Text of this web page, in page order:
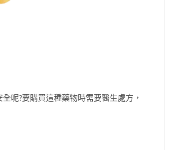
呢?要購買這種藥物時需要醫生處方，